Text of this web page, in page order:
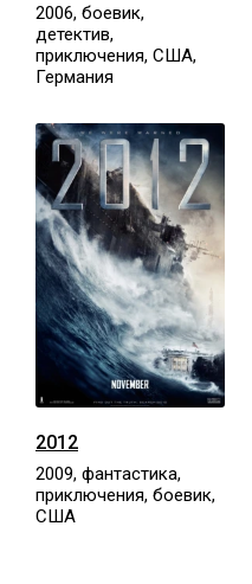
2006, боевик,
детектив,
приключения, США,
Германия
2012
2009, фантастика,
приключения, боевик,
США